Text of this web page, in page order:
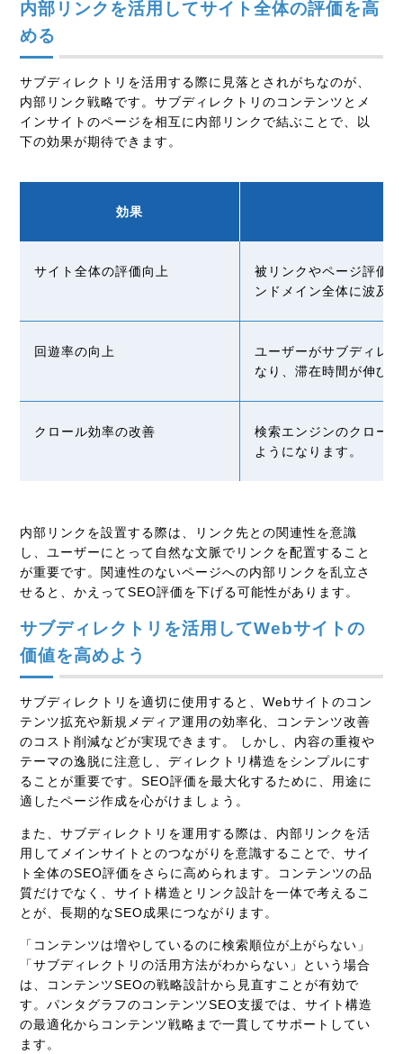
内部リンクを活用してサイト全体の評価を高
める
サブディレクトリを活用する際に見落とされがちなのが、
内部リンク戦略です。サブディレクトリのコンテンツとメ
インサイトのページを相互に内部リンクで結ぶことで、以
下の効果が期待できます。
効果
サイト全体の評価向上
被リンクやページ評価
ンドメイン全体に波及
回遊率の向上
ユーザーがサブディレ
なり、滞在時間が伸び
クロール効率の改善
検索エンジンのクロー
ようになります。
内部リンクを設置する際は、リンク先との関連性を意識
し、ユーザーにとって自然な文脈でリンクを配置すること
が重要です。関連性のないページへの内部リンクを乱立さ
せると、かえってSEO評価を下げる可能性があります。
サブディレクトリを活用してWebサイトの
価値を高めよう
サブディレクトリを適切に使用すると、Webサイトのコン
テンツ拡充や新規メディア運用の効率化、コンテンツ改善
のコスト削減などが実現できます。 しかし、内容の重複や
テーマの逸脱に注意し、ディレクトリ構造をシンプルにす
ることが重要です。SEO評価を最大化するために、用途に
適したページ作成を心がけましょう。
また、サブディレクトリを運用する際は、内部リンクを活
用してメインサイトとのつながりを意識することで、サイ
ト全体のSEO評価をさらに高められます。コンテンツの品
質だけでなく、サイト構造とリンク設計を一体で考えるこ
とが、長期的なSEO成果につながります。
「コンテンツは増やしているのに検索順位が上がらない」
「サブディレクトリの活用方法がわからない」という場合
は、コンテンツSEOの戦略設計から見直すことが有効で
す。パンタグラフのコンテンツSEO支援では、サイト構造
の最適化からコンテンツ戦略まで一貫してサポートしてい
ます。